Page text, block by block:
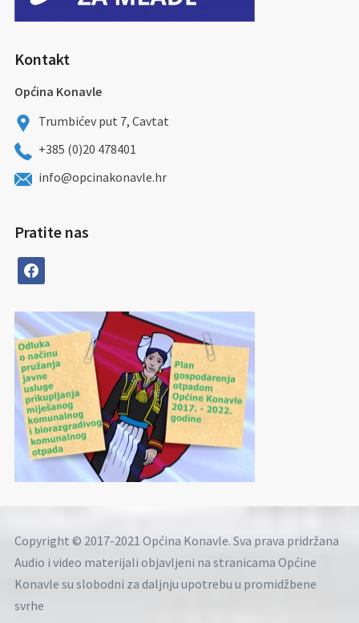
Kontakt
Općina Konavle
Trumbićev put 7, Cavtat
+385 (0)20 478401
info@opcinakonavle.hr
Pratite nas
facebook
Copyright © 2017-2021 Općina Konavle. Sva prava pridržana
Audio i video materijali objavljeni na stranicama Općine
Konavle su slobodni za daljnju upotrebu u promidžbene
svrhe